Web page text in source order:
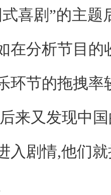
喜剧”的主
在分析节目的
环节的拖拽率
来又发现中
入剧情,他们